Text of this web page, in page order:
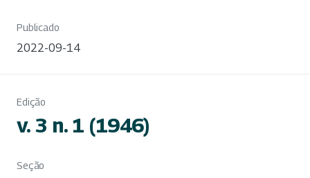
Publicado
2022-09-14
Edição
v. 3 n. 1 (1946)
Seção